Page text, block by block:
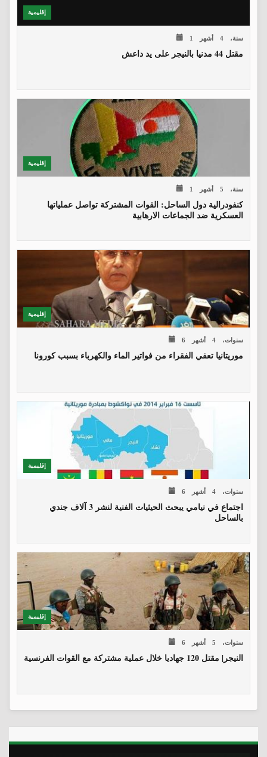
إقليمية
1 سنة، 4 أشهر
مقتل 44 مدنيا بالنيجر على يد داعش
إقليمية
1 سنة، 5 أشهر
كنفودرالية دول الساحل: القوات المشتركة تواصل عملياتها
العسكرية ضد الجماعات الارهابية
إقليمية
6 سنوات، 4 أشهر
موريتانيا تعفي الفقراء من فواتير الماء والكهرباء بسبب كورونا
إقليمية
6 سنوات، 4 أشهر
اجتماع في نيامي يبحث الحيثيات الفنية لنشر 3 آلاف جندي
بالساحل
إقليمية
6 سنوات، 5 أشهر
النيجر| مقتل 120 جهاديا خلال عملية مشتركة مع القوات الفرنسية